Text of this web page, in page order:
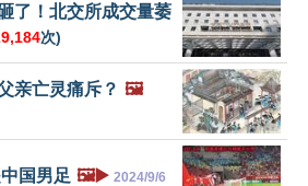
了！北交所成交量萎
次)
亲亡灵痛斥？ 🖼️
国男足 🖼️▶️ 2024/9/6